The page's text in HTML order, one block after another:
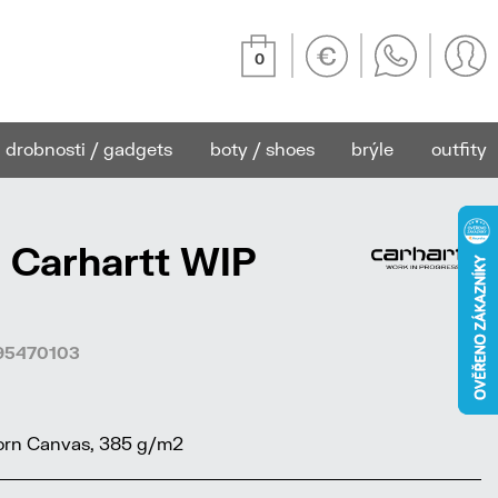
0
drobnosti / gadgets boty / shoes brýle outfity
WIP
Canvas, 385 g/m2